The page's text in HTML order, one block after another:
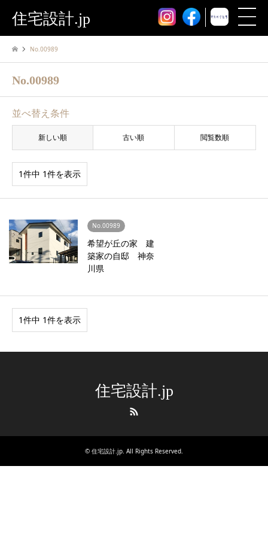
住宅設計.jp
No.00989
No.00989
並べ替え条件
新しい順 古い順 閲覧数順
1件中 1件を表示
No.00989
希望が丘の家 建
築家の自邸 神奈
川県
1件中 1件を表示
住宅設計.jp
© 住宅設計.jp. All Rights Reserved.